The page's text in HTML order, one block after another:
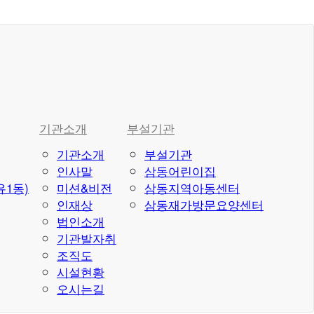
1동)
기관소개
기관소개
인사말
미션&비전
인재상
법인소개
기관발자취
조직도
시설현황
오시는길
부설기관
부설기관
삼동어린이집
삼동지역아동센터
삼동재가방문요양센터